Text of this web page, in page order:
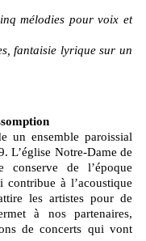
mélodies pour voix et
fantaisie lyrique sur un
un ensemble paroissial
L’église Notre-Dame de
conserve de l’époque
à l’acoustique
les artistes pour de
à nos partenaires,
de concerts qui vont